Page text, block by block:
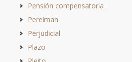
Pensión compensatoria
Perelman
Perjudicial
Plazo